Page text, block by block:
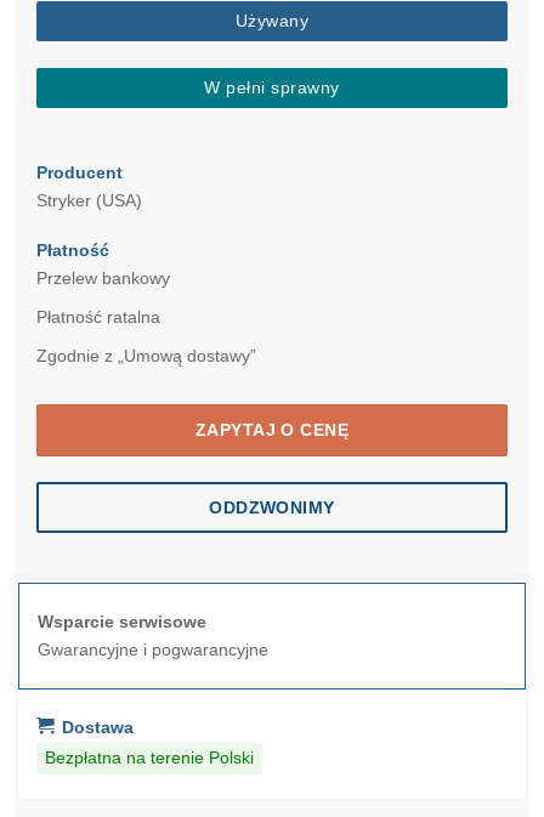
Używany
W pełni sprawny
Producent
Stryker (USA)
Płatność
Przelew bankowy
Płatność ratalna
Zgodnie z „Umową dostawy”
ZAPYTAJ O CENĘ
ODDZWONIMY
Wsparcie serwisowe
Gwarancyjne i pogwarancyjne
Dostawa
Bezpłatna na terenie Polski